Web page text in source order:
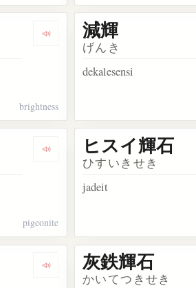
Dengarkan kosakata 光輝
brightness
減輝
げんき
dekalesensi
Dengarkan kosakata ピジョン輝石
pigeonite
ヒスイ輝石
ひすいきせき
jadeit
Dengarkan kosakata 加納輝石
灰鉄輝石
かいてつきせき